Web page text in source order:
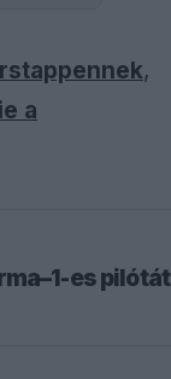
,
a
es pilótát